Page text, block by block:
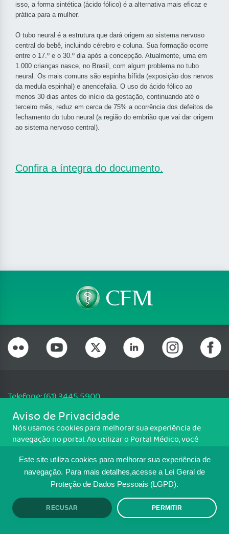
Este site utiliza cookies para melhorar sua experiência de
navegação. Para mais detalhes,acesse a Lei Geral de
Proteção de Dados Pessoais (LGPD).
RECUSAR PERMITIR
isso, a forma sintética (ácido fólico) é a alternativa mais eficaz e
prática para a mulher.
O tubo neural é a estrutura que dará origem ao sistema nervoso
central do bebê, incluindo cérebro e coluna. Sua formação ocorre
entre o 17.º e o 30.º dia após a concepção. Atualmente, uma em
1.000 crianças nasce, no Brasil, com algum problema no tubo
neural. Os mais comuns são espinha bífida (exposição dos nervos
da medula espinhal) e anencefalia. O uso do ácido fólico ao
menos 30 dias antes do início da gestação, continuando até o
terceiro mês, reduz em cerca de 75% a ocorrência dos defeitos de
fechamento do tubo neural (a região do embrião que vai dar origem
ao sistema nervoso central).
Confira a íntegra do documento.
Telefone: (61) 3445 5900
Email: cfm@portalmedico.org.br
SGAS 616, Conjunto D, Lote 115, L2 Sul, Brasília/DF - CEP: 70200-760 -
CNPJ: 33.583.550/0001-30
MAPA DO SITE
TRANSPARÊNCIA E PRESTAÇÃO DE
CONTAS
Aviso de Privacidade
Nós usamos cookies para melhorar sua experiência de
navegação no portal. Ao utilizar o Portal Médico, você
Para ter mais informações sobre como isso é feito, acesse
Política de cookies. Se você concorda, clique em ACEITO.
ACEITO